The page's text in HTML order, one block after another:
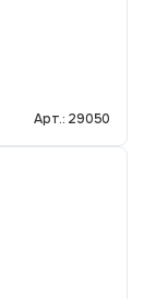
Арт.: 29050